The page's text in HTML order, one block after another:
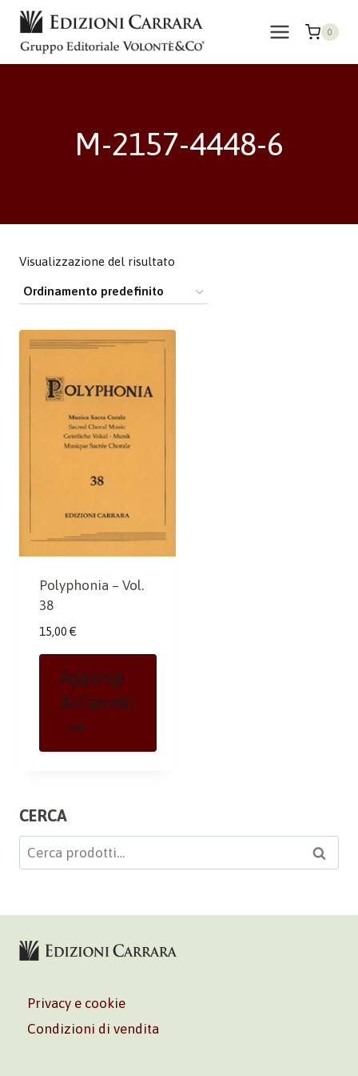
Salta
contenuto
0
M-2157-4448-6
Visualizzazione del risultato
Polyphonia – Vol.
38
15,00 €
Aggiungi
Al Carrello
CERCA
Cerca: Cerca
Privacy e cookie
Condizioni di vendita